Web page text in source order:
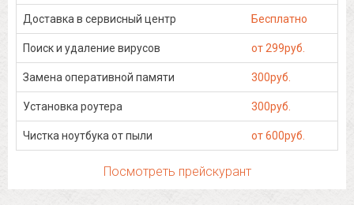
Доставка в сервисный центр Бесплатно
Поиск и удаление вирусов от 299руб.
Замена оперативной памяти 300руб.
Установка роутера 300руб.
Чистка ноутбука от пыли от 600руб.
Посмотреть прейскурант